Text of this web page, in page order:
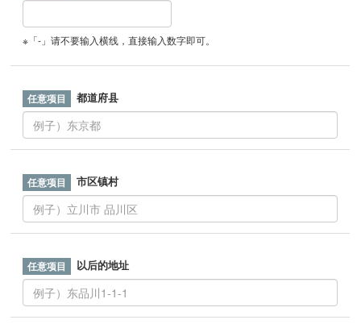
※「-」请不要输入横线，直接输入数字即可。
都道府县
市区镇村
以后的地址